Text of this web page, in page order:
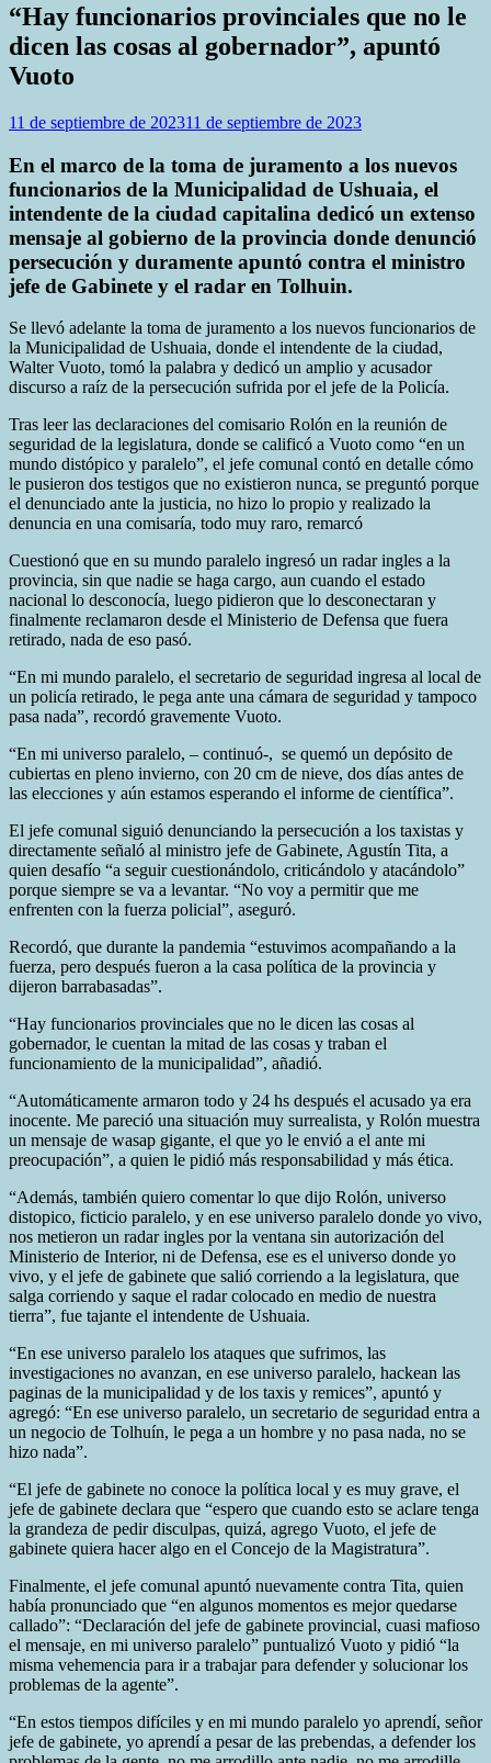
“Hay funcionarios provinciales que no le
dicen las cosas al gobernador”, apuntó
Vuoto
11 de septiembre de 202311 de septiembre de 2023
En el marco de la toma de juramento a los nuevos
funcionarios de la Municipalidad de Ushuaia, el
intendente de la ciudad capitalina dedicó un extenso
mensaje al gobierno de la provincia donde denunció
persecución y duramente apuntó contra el ministro
jefe de Gabinete y el radar en Tolhuin.
Se llevó adelante la toma de juramento a los nuevos funcionarios de
la Municipalidad de Ushuaia, donde el intendente de la ciudad,
Walter Vuoto, tomó la palabra y dedicó un amplio y acusador
discurso a raíz de la persecución sufrida por el jefe de la Policía.
Tras leer las declaraciones del comisario Rolón en la reunión de
seguridad de la legislatura, donde se calificó a Vuoto como “en un
mundo distópico y paralelo”, el jefe comunal contó en detalle cómo
le pusieron dos testigos que no existieron nunca, se preguntó porque
el denunciado ante la justicia, no hizo lo propio y realizado la
denuncia en una comisaría, todo muy raro, remarcó
Cuestionó que en su mundo paralelo ingresó un radar ingles a la
provincia, sin que nadie se haga cargo, aun cuando el estado
nacional lo desconocía, luego pidieron que lo desconectaran y
finalmente reclamaron desde el Ministerio de Defensa que fuera
retirado, nada de eso pasó.
“En mi mundo paralelo, el secretario de seguridad ingresa al local de
un policía retirado, le pega ante una cámara de seguridad y tampoco
pasa nada”, recordó gravemente Vuoto.
“En mi universo paralelo, – continuó-, se quemó un depósito de
cubiertas en pleno invierno, con 20 cm de nieve, dos días antes de
las elecciones y aún estamos esperando el informe de científica”.
El jefe comunal siguió denunciando la persecución a los taxistas y
directamente señaló al ministro jefe de Gabinete, Agustín Tita, a
quien desafío “a seguir cuestionándolo, criticándolo y atacándolo”
porque siempre se va a levantar. “No voy a permitir que me
enfrenten con la fuerza policial”, aseguró.
Recordó, que durante la pandemia “estuvimos acompañando a la
fuerza, pero después fueron a la casa política de la provincia y
dijeron barrabasadas”.
“Hay funcionarios provinciales que no le dicen las cosas al
gobernador, le cuentan la mitad de las cosas y traban el
funcionamiento de la municipalidad”, añadió.
“Automáticamente armaron todo y 24 hs después el acusado ya era
inocente. Me pareció una situación muy surrealista, y Rolón muestra
un mensaje de wasap gigante, el que yo le envió a el ante mi
preocupación”, a quien le pidió más responsabilidad y más ética.
“Además, también quiero comentar lo que dijo Rolón, universo
distopico, ficticio paralelo, y en ese universo paralelo donde yo vivo,
nos metieron un radar ingles por la ventana sin autorización del
Ministerio de Interior, ni de Defensa, ese es el universo donde yo
vivo, y el jefe de gabinete que salió corriendo a la legislatura, que
salga corriendo y saque el radar colocado en medio de nuestra
tierra”, fue tajante el intendente de Ushuaia.
“En ese universo paralelo los ataques que sufrimos, las
investigaciones no avanzan, en ese universo paralelo, hackean las
paginas de la municipalidad y de los taxis y remices”, apuntó y
agregó: “En ese universo paralelo, un secretario de seguridad entra a
un negocio de Tolhuín, le pega a un hombre y no pasa nada, no se
hizo nada”.
“El jefe de gabinete no conoce la política local y es muy grave, el
jefe de gabinete declara que “espero que cuando esto se aclare tenga
la grandeza de pedir disculpas, quizá, agrego Vuoto, el jefe de
gabinete quiera hacer algo en el Concejo de la Magistratura”.
Finalmente, el jefe comunal apuntó nuevamente contra Tita, quien
había pronunciado que “en algunos momentos es mejor quedarse
callado”: “Declaración del jefe de gabinete provincial, cuasi mafioso
el mensaje, en mi universo paralelo” puntualizó Vuoto y pidió “la
misma vehemencia para ir a trabajar para defender y solucionar los
problemas de la agente”.
“En estos tiempos difíciles y en mi mundo paralelo yo aprendí, señor
jefe de gabinete, yo aprendí a pesar de las prebendas, a defender los